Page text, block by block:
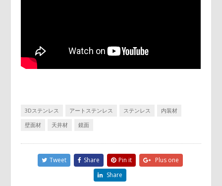
3Dステンレス アートステンレス ステンレス
内装材
壁面材
天井材 鏡面
Tweet Share Pin it
Plus one
Share